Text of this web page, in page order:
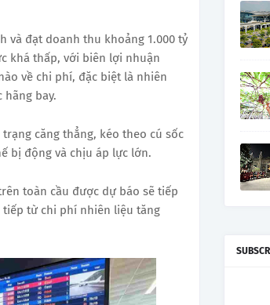
và đạt doanh thu khoảng 1.000 tỷ
khá thấp, với biên lợi nhuận
về chi phí, đặc biệt là nhiên
hãng bay.
căng thẳng, kéo theo cú sốc
bị động và chịu áp lực lớn.
toàn cầu được dự báo sẽ tiếp
từ chi phí nhiên liệu tăng